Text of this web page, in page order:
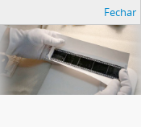
Fechar